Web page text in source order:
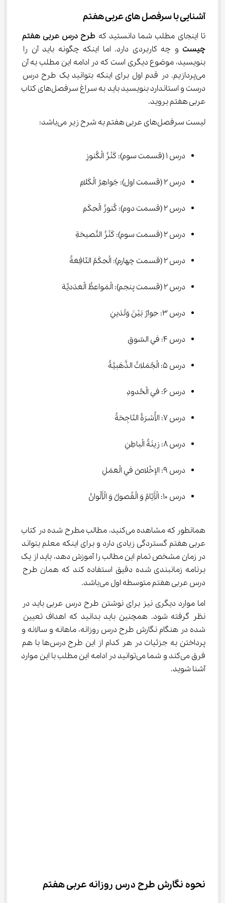
آشنایی با سرفصل های عربی هفتم
تا اینجای مطلب شما دانستید که طرح درس عربی هفتم
چیست و چه کاربردی دارد. اما اینکه چگونه باید آن را
بنویسید، موضوع دیگری است که در ادامه این مطلب به آن
می‌پردازیم. در قدم اول برای اینکه بتوانید یک طرح درس
درست و استاندارد بنویسید باید به سراغ سرفصل‌های کتاب
عربی هفتم بروید.
لیست سرفصل‌های عربی هفتم به شرح زیر می‌باشد:
درس ۱ (قسمت سوم): کَنْزُ الْکُنوزِ
درس ۲ (قسمت اول): جَواهِرُ الْکَلامِ
درس ۲ (قسمت دوم): کُنوزُ الْحِکَمِ
درس ۲ (قسمت سوم): کَنْزُ النَّصيحَةِ
درس ۲ (قسمت چهارم): الْحِکَمُ النّافِعَةُ
درس ۲ (قسمت پنجم): الْمَواعِظُ الْعَدَديَّة
درس ۳: حِوارٌ بَيْنَ وَلَدَينِ
درس ۴: في السّوقِ
درس ۵: الْجُمَلاتُ الذَّهَبيَّةُ
درس ۶: في الْحُدودِ
درس ۷: الأُسْرَةُ النّاجِحَةُ
درس ۸: زينَةُ الْباطِنِ
درس ۹: الإخْلاصُ في الْعَمَلِ
درس ۱۰: الْأَيّامُ وَ الْفُصولُ وَ الْأَلْوانُ
همانطور که مشاهده می‌کنید، مطالب مطرح شده در کتاب
عربی هفتم گستردگی زیادی دارد و برای اینکه معلم بتواند
در زمان مشخص تمام این مطالب را آموزش دهد، باید از یک
برنامه زمانبندی شده دقیق استفاده کند که همان طرح
درس عربی هفتم متوسطه اول می‌باشد.
اما موارد دیگری نیز برای نوشتن طرح درس عربی باید در
نظر گرفته شود. همچنین باید بدانید که اهداف تعیین
شده در هنگام نگارش طرح درس روزانه، ماهانه و سالانه و
پرداختن به جزئیات در هر کدام از این طرح درس‌ها با هم
فرق می‌کند و شما می‌توانید در ادامه این مطلب با این موارد
آشنا شوید.
نحوه نگارش طرح درس روزانه عربی هفتم